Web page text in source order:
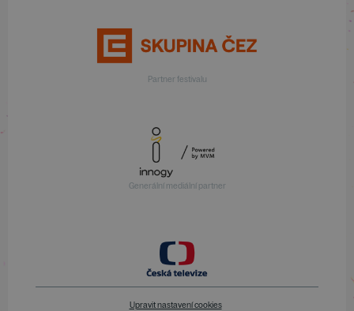
Partner festivalu
Generální mediální partner
Upravit nastavení cookies